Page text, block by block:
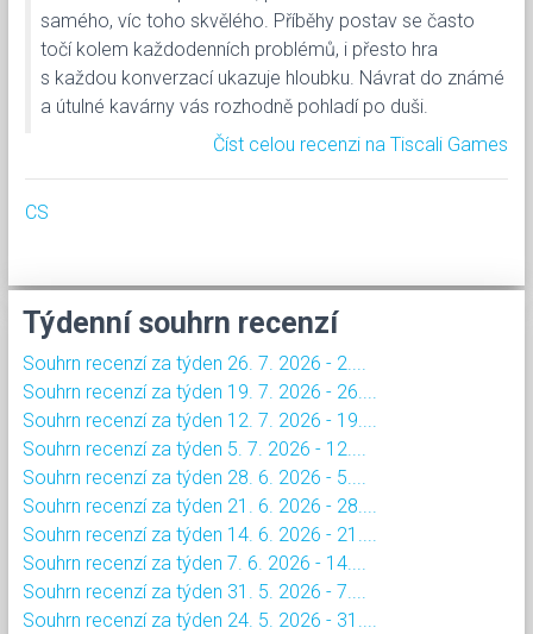
samého, víc toho skvělého. Příběhy postav se často
točí kolem každodenních problémů, i přesto hra
s každou konverzací ukazuje hloubku. Návrat do známé
a útulné kavárny vás rozhodně pohladí po duši.
Číst celou recenzi na Tiscali Games
CS
Týdenní souhrn recenzí
Souhrn recenzí za týden 26. 7. 2026 - 2....
Souhrn recenzí za týden 19. 7. 2026 - 26....
Souhrn recenzí za týden 12. 7. 2026 - 19....
Souhrn recenzí za týden 5. 7. 2026 - 12....
Souhrn recenzí za týden 28. 6. 2026 - 5....
Souhrn recenzí za týden 21. 6. 2026 - 28....
Souhrn recenzí za týden 14. 6. 2026 - 21....
Souhrn recenzí za týden 7. 6. 2026 - 14....
Souhrn recenzí za týden 31. 5. 2026 - 7....
Souhrn recenzí za týden 24. 5. 2026 - 31....